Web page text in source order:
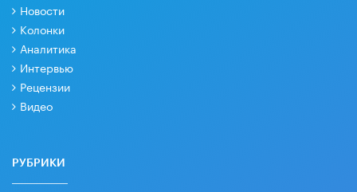
Новости
Колонки
Аналитика
Интервью
Рецензии
Видео
РУБРИКИ